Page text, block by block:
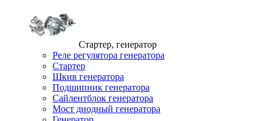
Стартер, генератор
Реле регулятора генератора
Стартер
Шкив генератора
Подшипник генератора
Сайлентблок генератора
Мост диодный генератора